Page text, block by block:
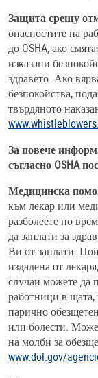
Защита срещу
опасностите на
до OSHA, ако
изказани
здравето. Ако
безпокойства,
твърдяното
За повече
съгласно OSHA
Медицинска
към лекар или
разболеете по
да заплати за
Ви от заплати.
издадена от
случаи можете да
работници в щата,
парично
или болести.
на молби за
www.dol.gov/